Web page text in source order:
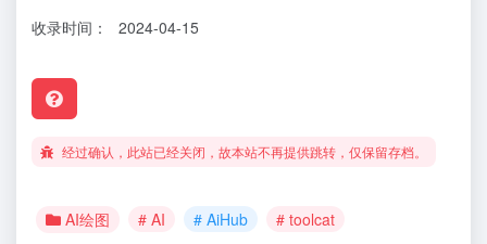
收录时间： 2024-04-15
经过确认，此站已经关闭，故本站不再提供跳转，仅保留存档。
AI绘图 # AI # AiHub # toolcat